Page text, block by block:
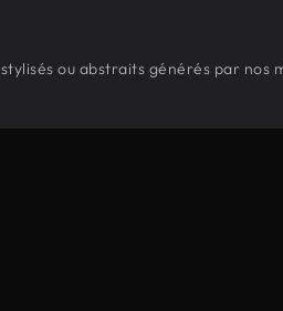
ou abstraits générés par nos